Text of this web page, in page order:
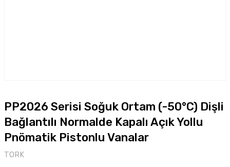
PP2026 Serisi Soğuk Ortam (-50°C) Dişli
Bağlantılı Normalde Kapalı Açık Yollu
Pnömatik Pistonlu Vanalar
TORK